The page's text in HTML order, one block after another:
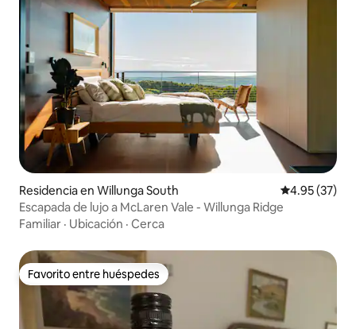
Residencia en Willunga South Calificación
4.95 (37)
Escapada de lujo a McLaren Vale - Willunga Ridge
Familiar · Ubicación · Cerca
Favorito entre huéspedes
Favorito entre huéspedes